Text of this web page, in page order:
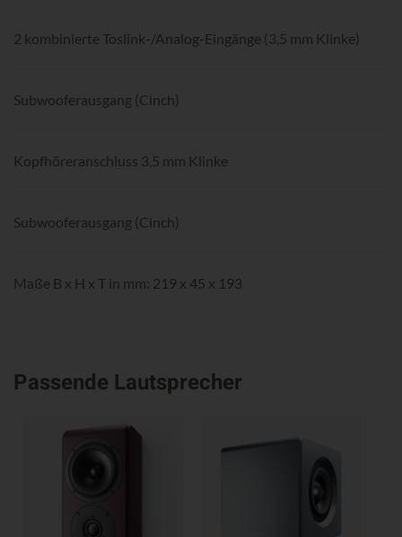
2 kombinierte Toslink-/Analog-Eingänge (3,5 mm Klinke)
Subwooferausgang (Cinch)
Kopfhöreranschluss 3,5 mm Klinke
Subwooferausgang (Cinch)
Maße B x H x T in mm: 219 x 45 x 193
Passende Lautsprecher